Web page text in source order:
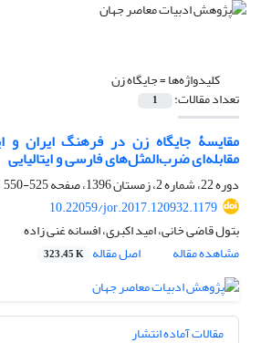
کلیدواژه‌ها =جایگاه زن
تعداد مقالات: 1
مقایسۀ جایگاه زن در فرهنگ ایران و
مقابله‌ای ضرب‌المثل‌های فارسی و ایتالیایی
دوره 22، شماره 2، زمستان 1396، صفحه
525-550
10.22059/jor.2017.120932.1179
بتول قاضی خانی، امید اکبری، افسانه غنی زاده
مشاهده مقاله
اصل مقاله 323.45 K
مقالات آماده انتشار